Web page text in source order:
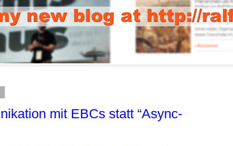
mit EBCs statt “Async-